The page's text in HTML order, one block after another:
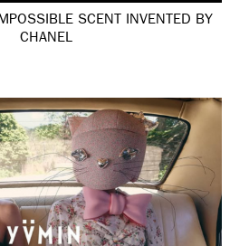
SCENT INVENTED BY
CHANEL